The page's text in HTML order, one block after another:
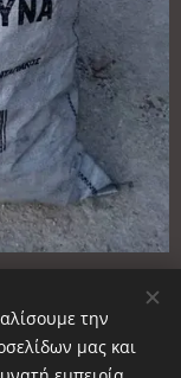
την
μας και